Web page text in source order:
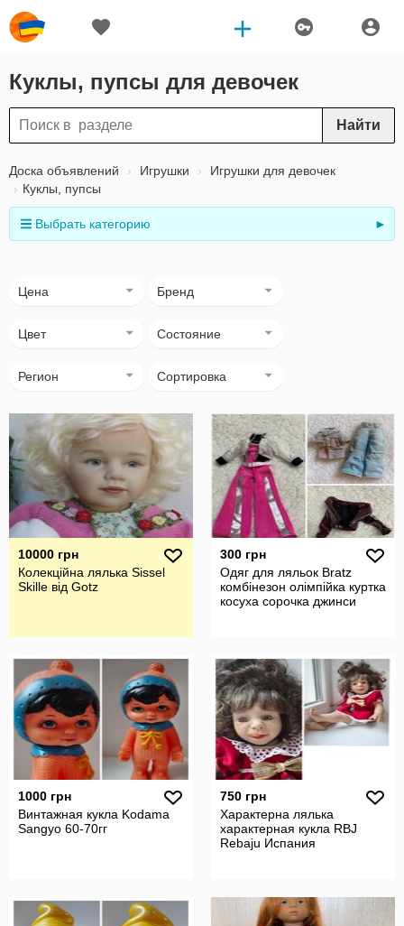
Куклы, пупсы для девочек
Найти
Доска объявлений Игрушки
Игрушки для девочек
Куклы, пупсы
Выбрать категорию ►
Цена Бренд
Цвет Состояние
Регион Сортировка
10000 грн
Колекційна лялька Sissel
Skille від Gotz
300 грн
Одяг для ляльок Bratz
комбінезон олімпійка куртка
косуха сорочка джинси
1000 грн
Винтажная кукла Kodama
Sangyo 60-70гг
750 грн
Характерна лялька
характерная кукла RBJ
Rebaju Испания